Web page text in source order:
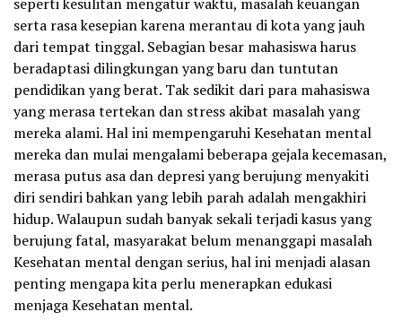
serta rasa kesepian karena merantau di kota yang jauh
dari tempat tinggal. Sebagian besar mahasiswa harus
beradaptasi dilingkungan yang baru dan tuntutan
pendidikan yang berat. Tak sedikit dari para mahasiswa
yang merasa tertekan dan stress akibat masalah yang
mereka alami. Hal ini mempengaruhi Kesehatan mental
mereka dan mulai mengalami beberapa gejala kecemasan,
merasa putus asa dan depresi yang berujung menyakiti
diri sendiri bahkan yang lebih parah adalah mengakhiri
hidup. Walaupun sudah banyak sekali terjadi kasus yang
berujung fatal, masyarakat belum menanggapi masalah
Kesehatan mental dengan serius, hal ini menjadi alasan
penting mengapa kita perlu menerapkan edukasi
menjaga Kesehatan mental.